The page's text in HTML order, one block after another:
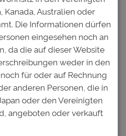
Deutsche Bildung
Eine klare Mehrheit
Studenten sorgt sich
(78 Prozent) und über
(78 Prozent). Jeweils
besorgt auf soziale
Terror. Das hat
Kanada, Australien oder
Die Informationen dürfen
eingesehen noch an
da die auf dieser Website
weder in den
für oder auf Rechnung
anderen Personen, die in
oder den Vereinigten
angeboten oder verkauft